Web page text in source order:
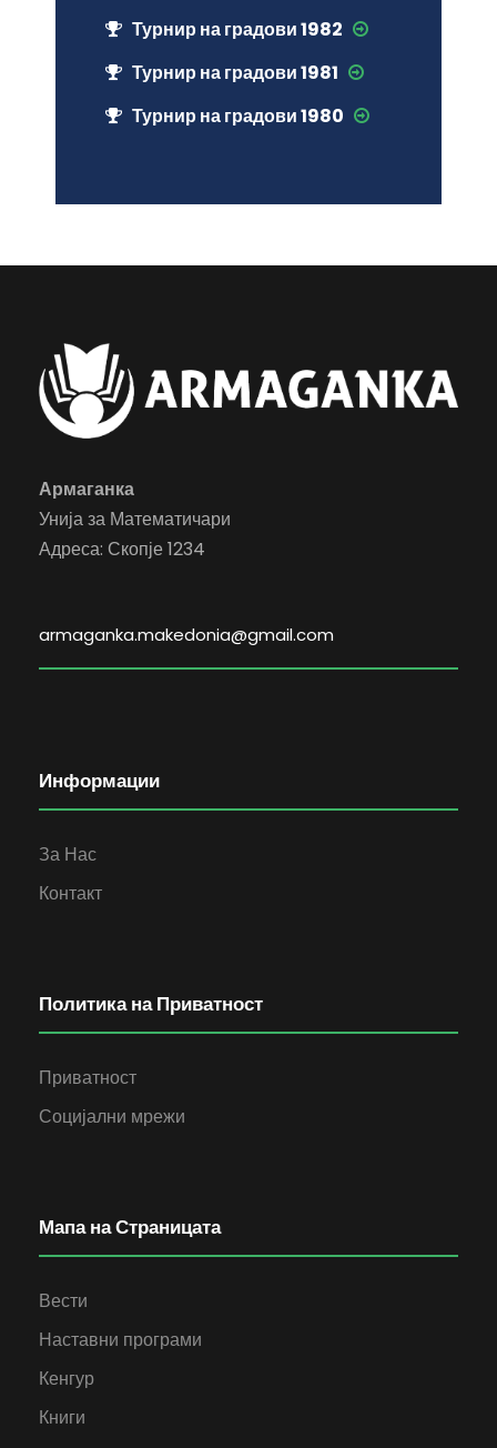
Турнир на градови 1982
Турнир на градови 1981
Турнир на градови 1980
Армаганка
Унија за Математичари
Адреса: Скопје 1234
armaganka.makedonia@gmail.com
Информации
За Нас
Контакт
Политика на Приватност
Приватност
Социјални мрежи
Мапа на Страницата
Вести
Наставни програми
Кенгур
Книги